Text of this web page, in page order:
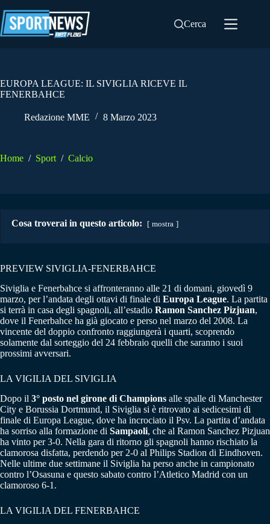
al
contenuto
Cerca
EUROPA LEAGUE: IL SIVIGLIA RICEVE IL
FENERBAHCE
Redazione MME 8 Marzo 2023
Home / Sport / Calcio
Cosa troverai in questo articolo: mostra
PREVIEW SIVIGLIA-FENERBAHCE
Siviglia e Fenerbahce si affronteranno alle 21 di domani, giovedì 9
marzo, per l’andata degli ottavi di finale di Europa League. La partita
si terrà in casa degli spagnoli, all’estadio Ramon Sanchez Pizjuan,
dove il Fenerbahce ha già giocato e perso nel marzo del 2008. La
vincente del doppio confronto raggiungerà i quarti, scoprendo
solamente dal sorteggio del 24 febbraio quelli che saranno i suoi
prossimi avversari.
LA VIGILIA DEL SIVIGLIA
Dopo il 3° posto nel girone di Champions alle spalle di Manchester
City e Borussia Dortmund, il Siviglia si è ritrovato ai sedicesimi di
finale di Europa League, dove ha incrociato il Psv. La partita d’andata
ha sorriso alla formazione di Sampaoli, che al Ramon Sanchez Pizjuan
ha vinto per 3-0. Nella gara di ritorno gli spagnoli hanno rischiato la
clamorosa disfatta, perdendo per 2-0 al Philips Stadion di Eindhoven.
Nelle ultime due settimane il Siviglia ha perso anche in campionato
contro l’Osasuna e questo sabato contro l’Atletico Madrid con un
clamoroso 6-1.
LA VIGILIA DEL FENERBAHCE